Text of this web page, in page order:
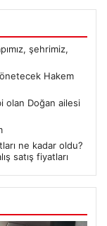
şehrimiz,
Hakem
olan Doğan ailesi
ne kadar oldu?
satış fiyatları